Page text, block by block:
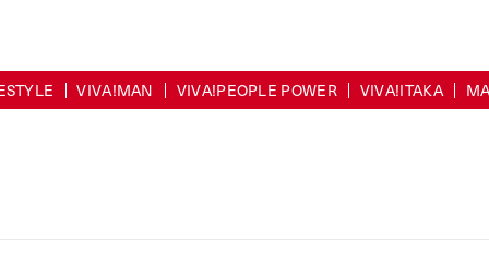
VIVA!MAN VIVA!PEOPLE POWER VIVA!ITAKA